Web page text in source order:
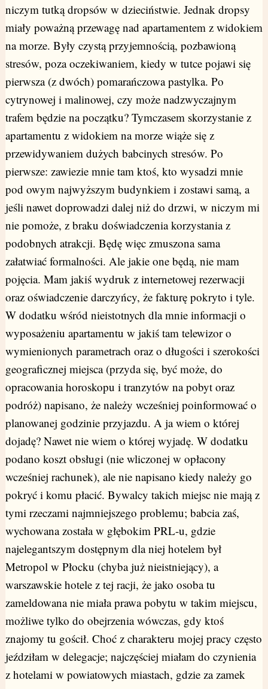
niczym tutką dropsów w dzieciństwie. Jednak dropsy
miały poważną przewagę nad apartamentem z widokiem
na morze. Były czystą przyjemnością, pozbawioną
stresów, poza oczekiwaniem, kiedy w tutce pojawi się
pierwsza (z dwóch) pomarańczowa pastylka. Po
cytrynowej i malinowej, czy może nadzwyczajnym
trafem będzie na początku? Tymczasem skorzystanie z
apartamentu z widokiem na morze wiąże się z
przewidywaniem dużych babcinych stresów. Po
pierwsze: zawiezie mnie tam ktoś, kto wysadzi mnie
pod owym najwyższym budynkiem i zostawi samą, a
jeśli nawet doprowadzi dalej niż do drzwi, w niczym mi
nie pomoże, z braku doświadczenia korzystania z
podobnych atrakcji. Będę więc zmuszona sama
załatwiać formalności. Ale jakie one będą, nie mam
pojęcia. Mam jakiś wydruk z internetowej rezerwacji
oraz oświadczenie darczyńcy, że fakturę pokryto i tyle.
W dodatku wśród nieistotnych dla mnie informacji o
wyposażeniu apartamentu w jakiś tam telewizor o
wymienionych parametrach oraz o długości i szerokości
geograficznej miejsca (przyda się, być może, do
opracowania horoskopu i tranzytów na pobyt oraz
podróż) napisano, że należy wcześniej poinformować o
planowanej godzinie przyjazdu. A ja wiem o której
dojadę? Nawet nie wiem o której wyjadę. W dodatku
podano koszt obsługi (nie wliczonej w opłacony
wcześniej rachunek), ale nie napisano kiedy należy go
pokryć i komu płacić. Bywalcy takich miejsc nie mają z
tymi rzeczami najmniejszego problemu; babcia zaś,
wychowana została w głębokim PRL-u, gdzie
najelegantszym dostępnym dla niej hotelem był
Metropol w Płocku (chyba już nieistniejący), a
warszawskie hotele z tej racji, że jako osoba tu
zameldowana nie miała prawa pobytu w takim miejscu,
możliwe tylko do obejrzenia wówczas, gdy ktoś
znajomy tu gościł. Choć z charakteru mojej pracy często
jeździłam w delegacje; najczęściej miałam do czynienia
z hotelami w powiatowych miastach, gdzie za zamek